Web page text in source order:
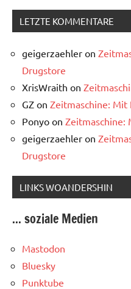
LETZTE KOMMENTARE
geigerzaehler on
Drugstore
XrisWraith on
GZ on Zeitmaschine: Mit
Ponyo on Zeitmaschine:
geigerzaehler on
Drugstore
LINKS WOANDERSHIN
... soziale Medien
Mastodon
Bluesky
Punktube